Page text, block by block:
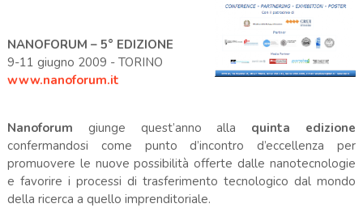
NANOFORUM – 5° EDIZIONE
9-11 giugno 2009 - TORINO
www.nanoforum.it
Nanoforum giunge quest’anno alla quinta edizione
confermandosi come punto d’incontro d’eccellenza per
promuovere le nuove possibilità offerte dalle nanotecnologie
e favorire i processi di trasferimento tecnologico dal mondo
della ricerca a quello imprenditoriale.